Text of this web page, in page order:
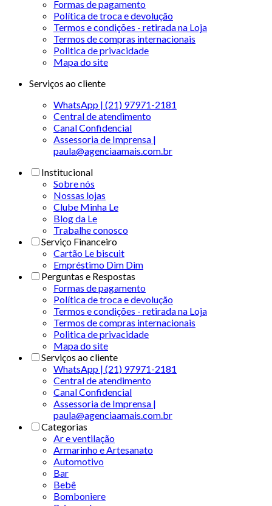
Formas de pagamento
Política de troca e devolução
Termos e condições - retirada na Loja
Termos de compras internacionais
Politica de privacidade
Mapa do site
Serviços ao cliente
WhatsApp | (21) 97971-2181
Central de atendimento
Canal Confidencial
Assessoria de Imprensa |
paula@agenciaamais.com.br
Institucional
Sobre nós
Nossas lojas
Clube Minha Le
Blog da Le
Trabalhe conosco
Serviço Financeiro
Cartão Le biscuit
Empréstimo Dim Dim
Perguntas e Respostas
Formas de pagamento
Política de troca e devolução
Termos e condições - retirada na Loja
Termos de compras internacionais
Politica de privacidade
Mapa do site
Serviços ao cliente
WhatsApp | (21) 97971-2181
Central de atendimento
Canal Confidencial
Assessoria de Imprensa |
paula@agenciaamais.com.br
Categorias
Ar e ventilação
Armarinho e Artesanato
Automotivo
Bar
Bebê
Bomboniere